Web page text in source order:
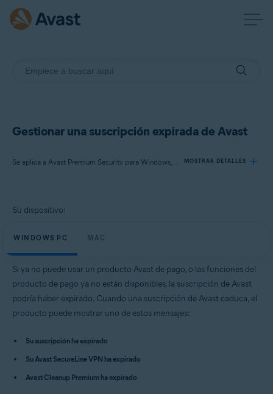
Gestionar una suscripción expirada de Avast
Se aplica a Avast Premium Security para Windows, Avast SecureLine VPN para Windows, Avast Cleanup Premium para Windows, Avast AntiTrack para Windows, Avast Premium Security para Mac, Avast SecureLine VPN para Mac, Avast Cleanup Premium para Mac, Avast AntiTrack para Mac MOSTRAR DETALLES
Productos:
Avast SecureLine VPN 5.x para Windows
Avast AntiTrack 5.x para Windows
Avast Premium Security 14.x para Mac
Avast SecureLine VPN 4.x para Mac
Avast Cleanup Premium 4.x para Mac
Avast AntiTrack 3.x para Mac
Sistemas operativos:
Microsoft Windows 11 Home / Pro / Enterprise / Education
Microsoft Windows 8.1/Pro/Enterprise - 32 o 64 bits
Su dispositivo:
WINDOWS PC MAC
Si ya no puede usar un producto Avast de pago, o las funciones del
producto de pago ya no están disponibles, la suscripción de Avast
podría haber expirado. Cuando una suscripción de Avast caduca, el
producto puede mostrar uno de estos mensajes:
Su suscripción ha expirado
Su Avast SecureLine VPN ha expirado
Avast Cleanup Premium ha expirado